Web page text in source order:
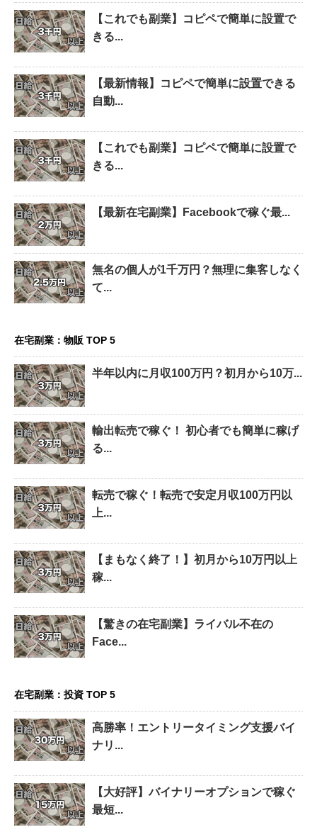
【これでも副業】コピペで簡単に設置で
きる...
【最新情報】コピペで簡単に設置できる
自動...
【これでも副業】コピペで簡単に設置で
きる...
【最新在宅副業】Facebookで稼ぐ最...
無名の個人が1千万円？無理に集客しなく
て...
在宅副業：物販 TOP 5
半年以内に月収100万円？初月から10万...
輸出転売で稼ぐ！ 初心者でも簡単に稼げ
る...
転売で稼ぐ！転売で安定月収100万円以
上...
【まもなく終了！】初月から10万円以上
稼...
【驚きの在宅副業】ライバル不在の
Face...
在宅副業：投資 TOP 5
高勝率！エントリータイミング支援バイ
ナリ...
【大好評】バイナリーオプションで稼ぐ
最短...